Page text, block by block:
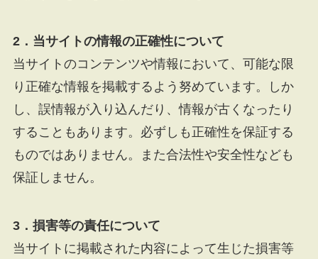
2．当サイトの情報の正確性について
当サイトのコンテンツや情報において、可能な限
り正確な情報を掲載するよう努めています。しか
し、誤情報が入り込んだり、情報が古くなったり
することもあります。必ずしも正確性を保証する
ものではありません。また合法性や安全性なども
保証しません。
3．損害等の責任について
当サイトに掲載された内容によって生じた損害等